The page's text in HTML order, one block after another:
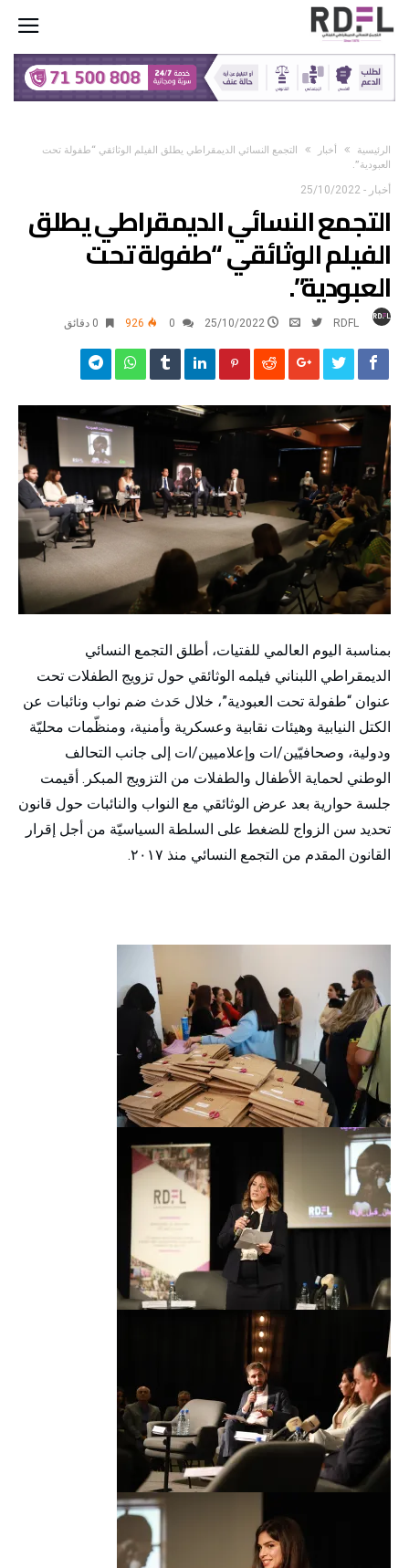
‫الرئيسية‬ أخبار
التجمع النسائي الديمقراطي يطلق الفيلم الوثائقي “طفولة تحت
العبودية”.
أخبار -
25/10/2022
التجمع النسائي الديمقراطي يطلق
الفيلم الوثائقي “طفولة تحت
العبودية”.
RDFL
25/10/2022
926 0 ‫دقائق‬
بمناسبة اليوم العالمي للفتيات، أطلق التجمع النسائي
الديمقراطي اللبناني فيلمه الوثائقي حول تزويج الطفلات تحت
عنوان “طفولة تحت العبودية”، خلال حَدث ضم نواب ونائبات عن
الكتل النيابية وهيئات نقابية وعسكرية وأمنية، ومنظّمات محليّة
ودولية، وصحافيّين/ات وإعلاميين/ات إلى جانب التحالف
الوطني لحماية الأطفال والطفلات من التزويج المبكر. أقيمت
جلسة حوارية بعد عرض الوثائقي مع النواب والنائبات حول قانون
تحديد سن الزواج للضغط على السلطة السياسيّة من أجل إقرار
القانون المقدم من التجمع النسائي منذ ٢٠١٧.